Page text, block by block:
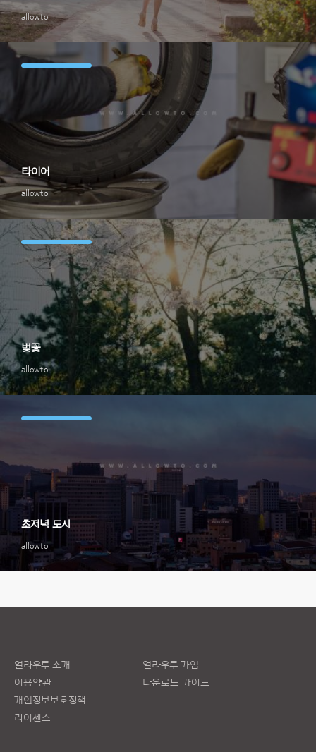
allowto
allowto
타이어
allowto
벚꽃
allowto
초저녁 도시
얼라우투 소개
이용약관
개인정보보호정책
라이센스
얼라우투 가입
다운로드 가이드